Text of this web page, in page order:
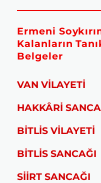
Ermeni
Kalanların
Belgeler
VAN VİLAYETİ
HAKKÂRİ
BİTLİS VİLAYETİ
BİTLİS SANCAĞI
SİİRT SANCAĞI